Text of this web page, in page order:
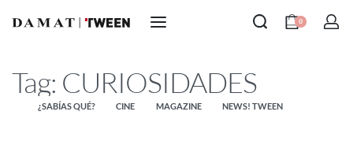
0
Tag: CURIOSIDADES
¿SABÍAS QUÉ? CINE MAGAZINE NEWS! TWEEN